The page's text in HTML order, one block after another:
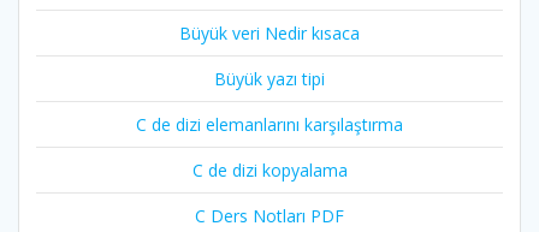
Büyük veri Nedir kısaca
Büyük yazı tipi
C de dizi elemanlarını karşılaştırma
C de dizi kopyalama
C Ders Notları PDF